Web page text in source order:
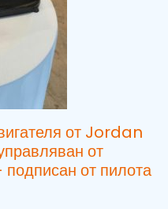
от Jordan
от
от пилота